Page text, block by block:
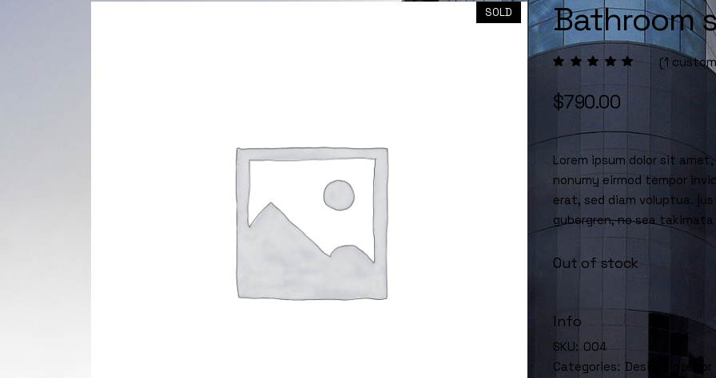
SOLD Bathroom
(1
$790.00
Lorem ipsum dolor sit
nonumy eirmod tempor
erat, sed diam voluptua.
gubergren, no sea
Out of stock
Info
SKU: 004
Categories: Design
Interior